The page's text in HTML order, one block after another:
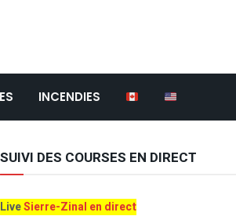
INCENDIES
SUIVI DES COURSES EN DIRECT
LiveSierre-Zinal en direct